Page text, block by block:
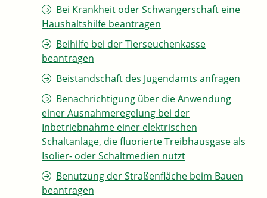
Bei Krankheit oder Schwangerschaft eine
Haushaltshilfe beantragen
Beihilfe bei der Tierseuchenkasse
beantragen
Beistandschaft des Jugendamts anfragen
Benachrichtigung über die Anwendung
einer Ausnahmeregelung bei der
Inbetriebnahme einer elektrischen
Schaltanlage, die fluorierte Treibhausgase als
Isolier- oder Schaltmedien nutzt
Benutzung der Straßenfläche beim Bauen
beantragen